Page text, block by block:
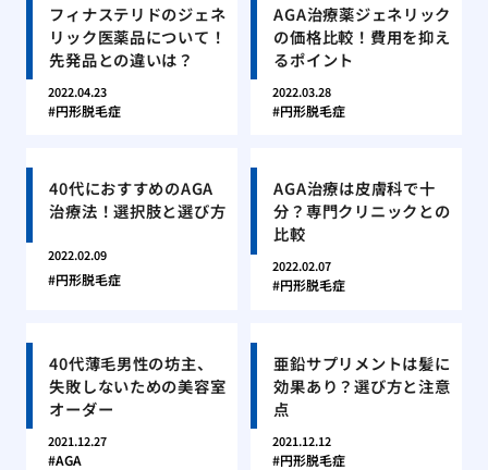
フィナステリドのジェネ
リック医薬品について！
先発品との違いは？
2022.04.23
円形脱毛症
AGA治療薬ジェネリック
の価格比較！費用を抑え
るポイント
2022.03.28
円形脱毛症
40代におすすめのAGA
治療法！選択肢と選び方
2022.02.09
円形脱毛症
AGA治療は皮膚科で十
分？専門クリニックとの
比較
2022.02.07
円形脱毛症
40代薄毛男性の坊主、
失敗しないための美容室
オーダー
2021.12.27
AGA
亜鉛サプリメントは髪に
効果あり？選び方と注意
点
2021.12.12
円形脱毛症